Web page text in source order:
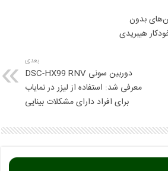
بدون
هیبریدی
بعدی
دوربین سونی DSC-HX99 RNV
معرفی شد: استفاده از لیزر در نمایاب
برای افراد دارای مشکلات بینایی